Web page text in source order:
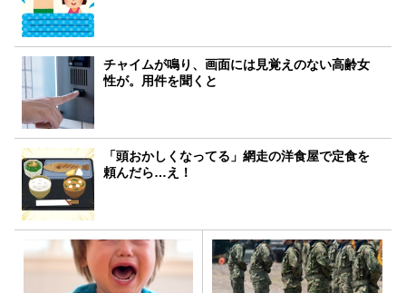
チャイムが鳴り、画面には見覚えのない高齢女
性が。用件を聞くと
「頭おかしくなってる」網走の洋食屋で定食を
頼んだら…え！